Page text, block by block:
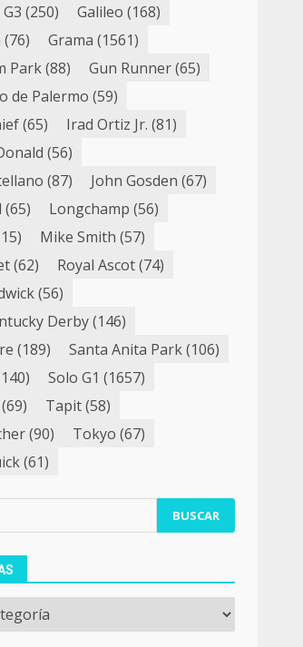
G3 (250) Galileo (168)
(76) Grama (1561)
Park(88) Gun Runner(65)
de Palermo (59)
(65) Irad Ortiz Jr. (81)
(56)
(87) John Gosden (67)
(65) Longchamp (56)
Mike Smith (57)
(62) Royal Ascot(74)
(56)
Derby(146)
(189) Santa Anita Park(106)
Solo G1 (1657)
(69) Tapit(58)
(90) Tokyo (67)
(61)